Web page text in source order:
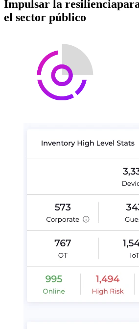
Impulsar la
el sector público